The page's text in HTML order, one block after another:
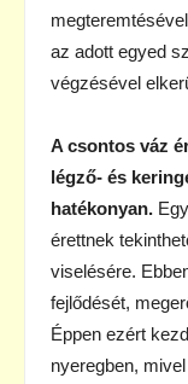
az adott egyed
végzésével
A csontos váz
légző- és
hatékonyan.
érettnek
viselésére.
fejlődését,
Éppen ezért
nyeregben,